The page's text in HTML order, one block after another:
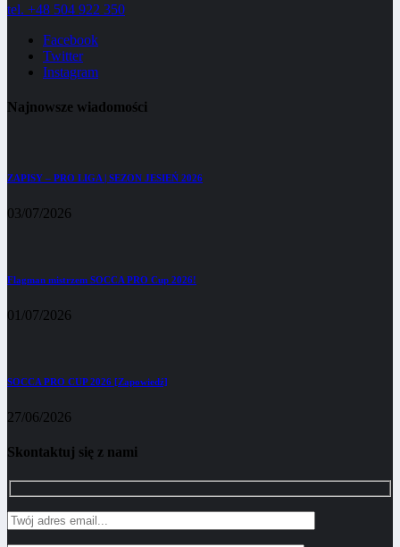
tel. +48 504 922 350
Facebook
Twitter
Instagram
Najnowsze wiadomości
ZAPISY – PRO LIGA | SEZON JESIEŃ 2026
03/07/2026
Flagman mistrzem SOCCA PRO Cup 2026!
01/07/2026
SOCCA PRO CUP 2026 [Zapowiedź]
27/06/2026
Skontaktuj się z nami